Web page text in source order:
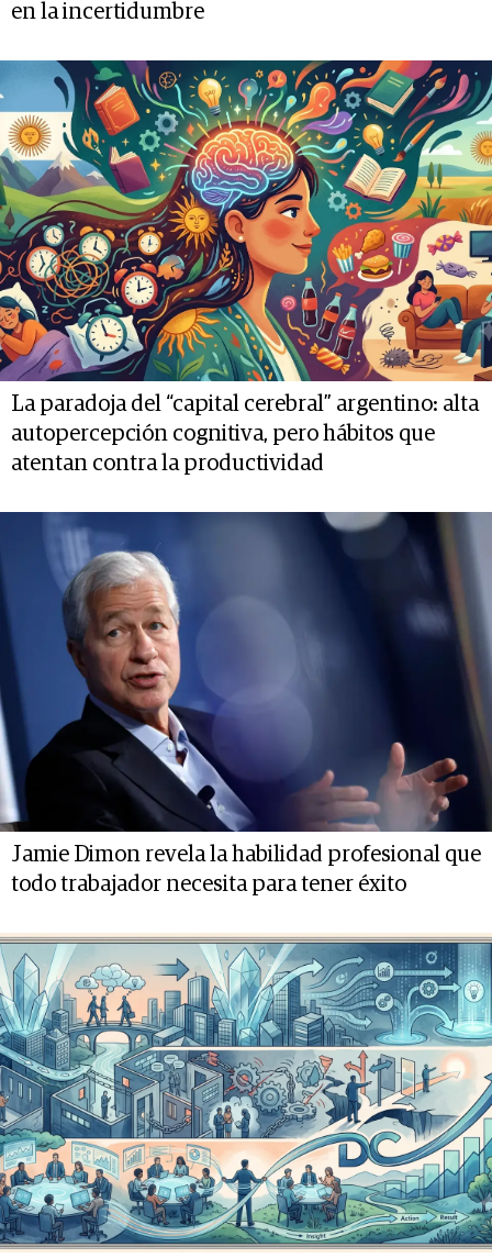
en la incertidumbre
La paradoja del “capital cerebral” argentino: alta
autopercepción cognitiva, pero hábitos que
atentan contra la productividad
Jamie Dimon revela la habilidad profesional que
todo trabajador necesita para tener éxito